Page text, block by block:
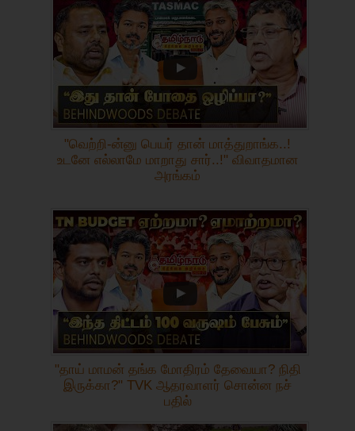
"வெற்றி-ன்னு பெயர் தான் மாத்துறாங்க..!
உடனே எல்லாமே மாறாது சார்..!" விவாதமான
அரங்கம்
"தாய் மாமன் தங்க மோதிரம் தேவையா? நிதி
இருக்கா?" TVK ஆதரவாளர் சொன்ன நச்
பதில்